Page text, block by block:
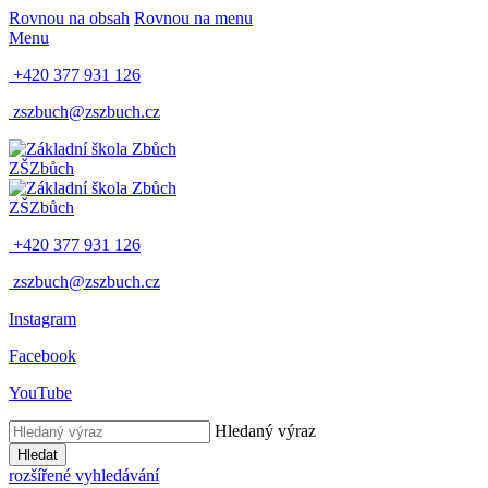
Rovnou na obsah Rovnou na menu
Menu
+420 377 931 126
zszbuch@zszbuch.cz
ZŠZbůch
ZŠZbůch
+420 377 931 126
zszbuch@zszbuch.cz
Instagram
Facebook
YouTube
Hledaný výraz
Hledat
rozšířené vyhledávání